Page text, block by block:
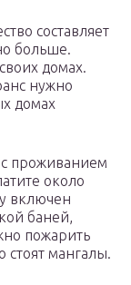
составляет
больше.
домах.
нужно
домах
проживанием
около
включен
баней,
пожарить
стоят мангалы.